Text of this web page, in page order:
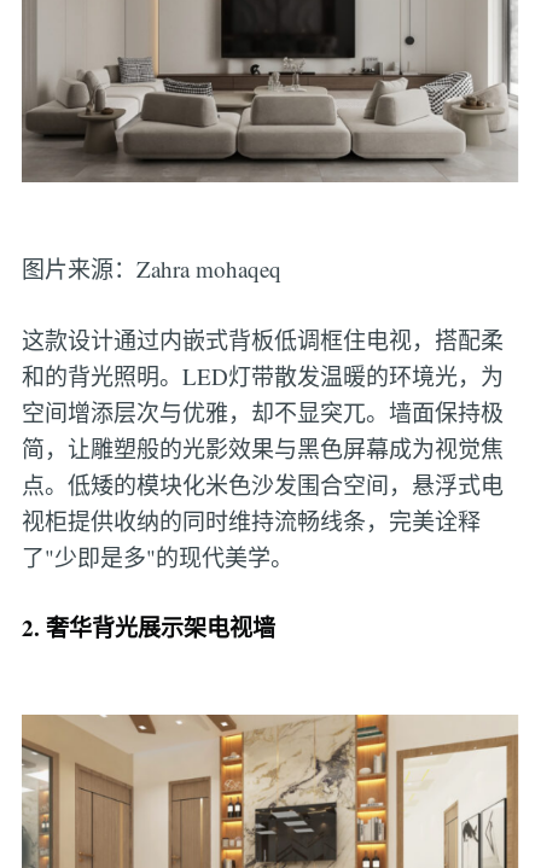
图片来源：Zahra mohaqeq
这款设计通过内嵌式背板低调框住电视，搭配柔
和的背光照明。LED灯带散发温暖的环境光，为
空间增添层次与优雅，却不显突兀。墙面保持极
简，让雕塑般的光影效果与黑色屏幕成为视觉焦
点。低矮的模块化米色沙发围合空间，悬浮式电
视柜提供收纳的同时维持流畅线条，完美诠释
了"少即是多"的现代美学。
2. 奢华背光展示架电视墙